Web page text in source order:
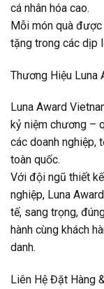
cá nhân hóa cao.
Mỗi món quà
tặng trong các dịp
Thương Hiệu Luna
Luna Award
kỷ niệm chương –
các doanh nghiệp,
toàn quốc.
Với đội ngũ thiết
nghiệp, Luna
tế, sang trọng,
hành cùng khách
danh.
Liên Hệ Đặt Hàng